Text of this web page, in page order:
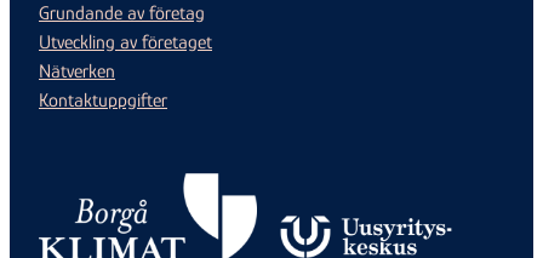
Grundande av företag
Utveckling av företaget
Nätverken
Kontaktuppgifter